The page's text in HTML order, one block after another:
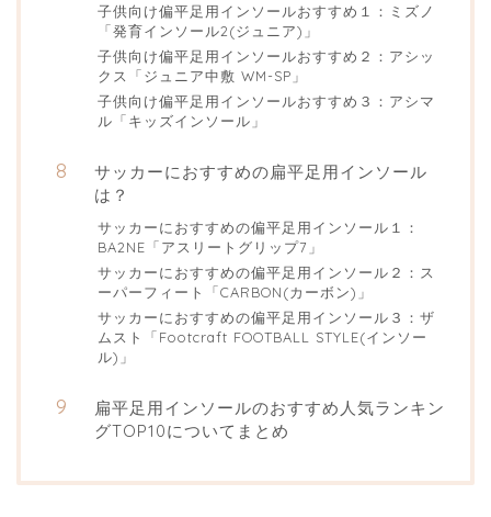
子供向け偏平足用インソールおすすめ１：ミズノ
「発育インソール2(ジュニア)」
子供向け偏平足用インソールおすすめ２：アシッ
クス「ジュニア中敷 WM-SP」
子供向け偏平足用インソールおすすめ３：アシマ
ル「キッズインソール」
サッカーにおすすめの扁平足用インソール
は？
サッカーにおすすめの偏平足用インソール１：
BA2NE「アスリートグリップ7」
サッカーにおすすめの偏平足用インソール２：ス
ーパーフィート「CARBON(カーボン)」
サッカーにおすすめの偏平足用インソール３：ザ
ムスト「Footcraft FOOTBALL STYLE(インソー
ル)」
扁平足用インソールのおすすめ人気ランキン
グTOP10についてまとめ